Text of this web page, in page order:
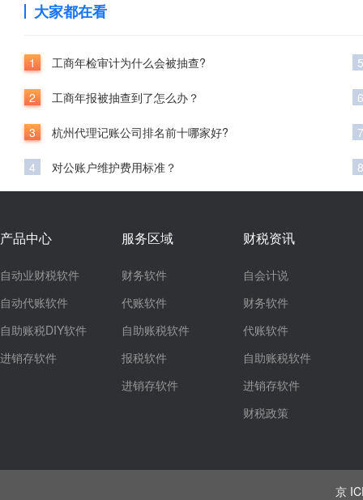
大家都在看
1 工商年检审计为什么会被抽查?
2 工商年报被抽查到了怎么办？
3 杭州代理记账公司排名前十哪家好?
4 对公账户维护费用标准？
5
6
7
8
产品中心
自动业财税软件
自动代账软件
自助账税DIY软件
进销存软件
服务区域
财务软件
代账软件
自助账税软件
报税软件
进销存软件
财税资讯
自会计说
财务软件
代账软件
自助账税软件
进销存软件
财税政策
京